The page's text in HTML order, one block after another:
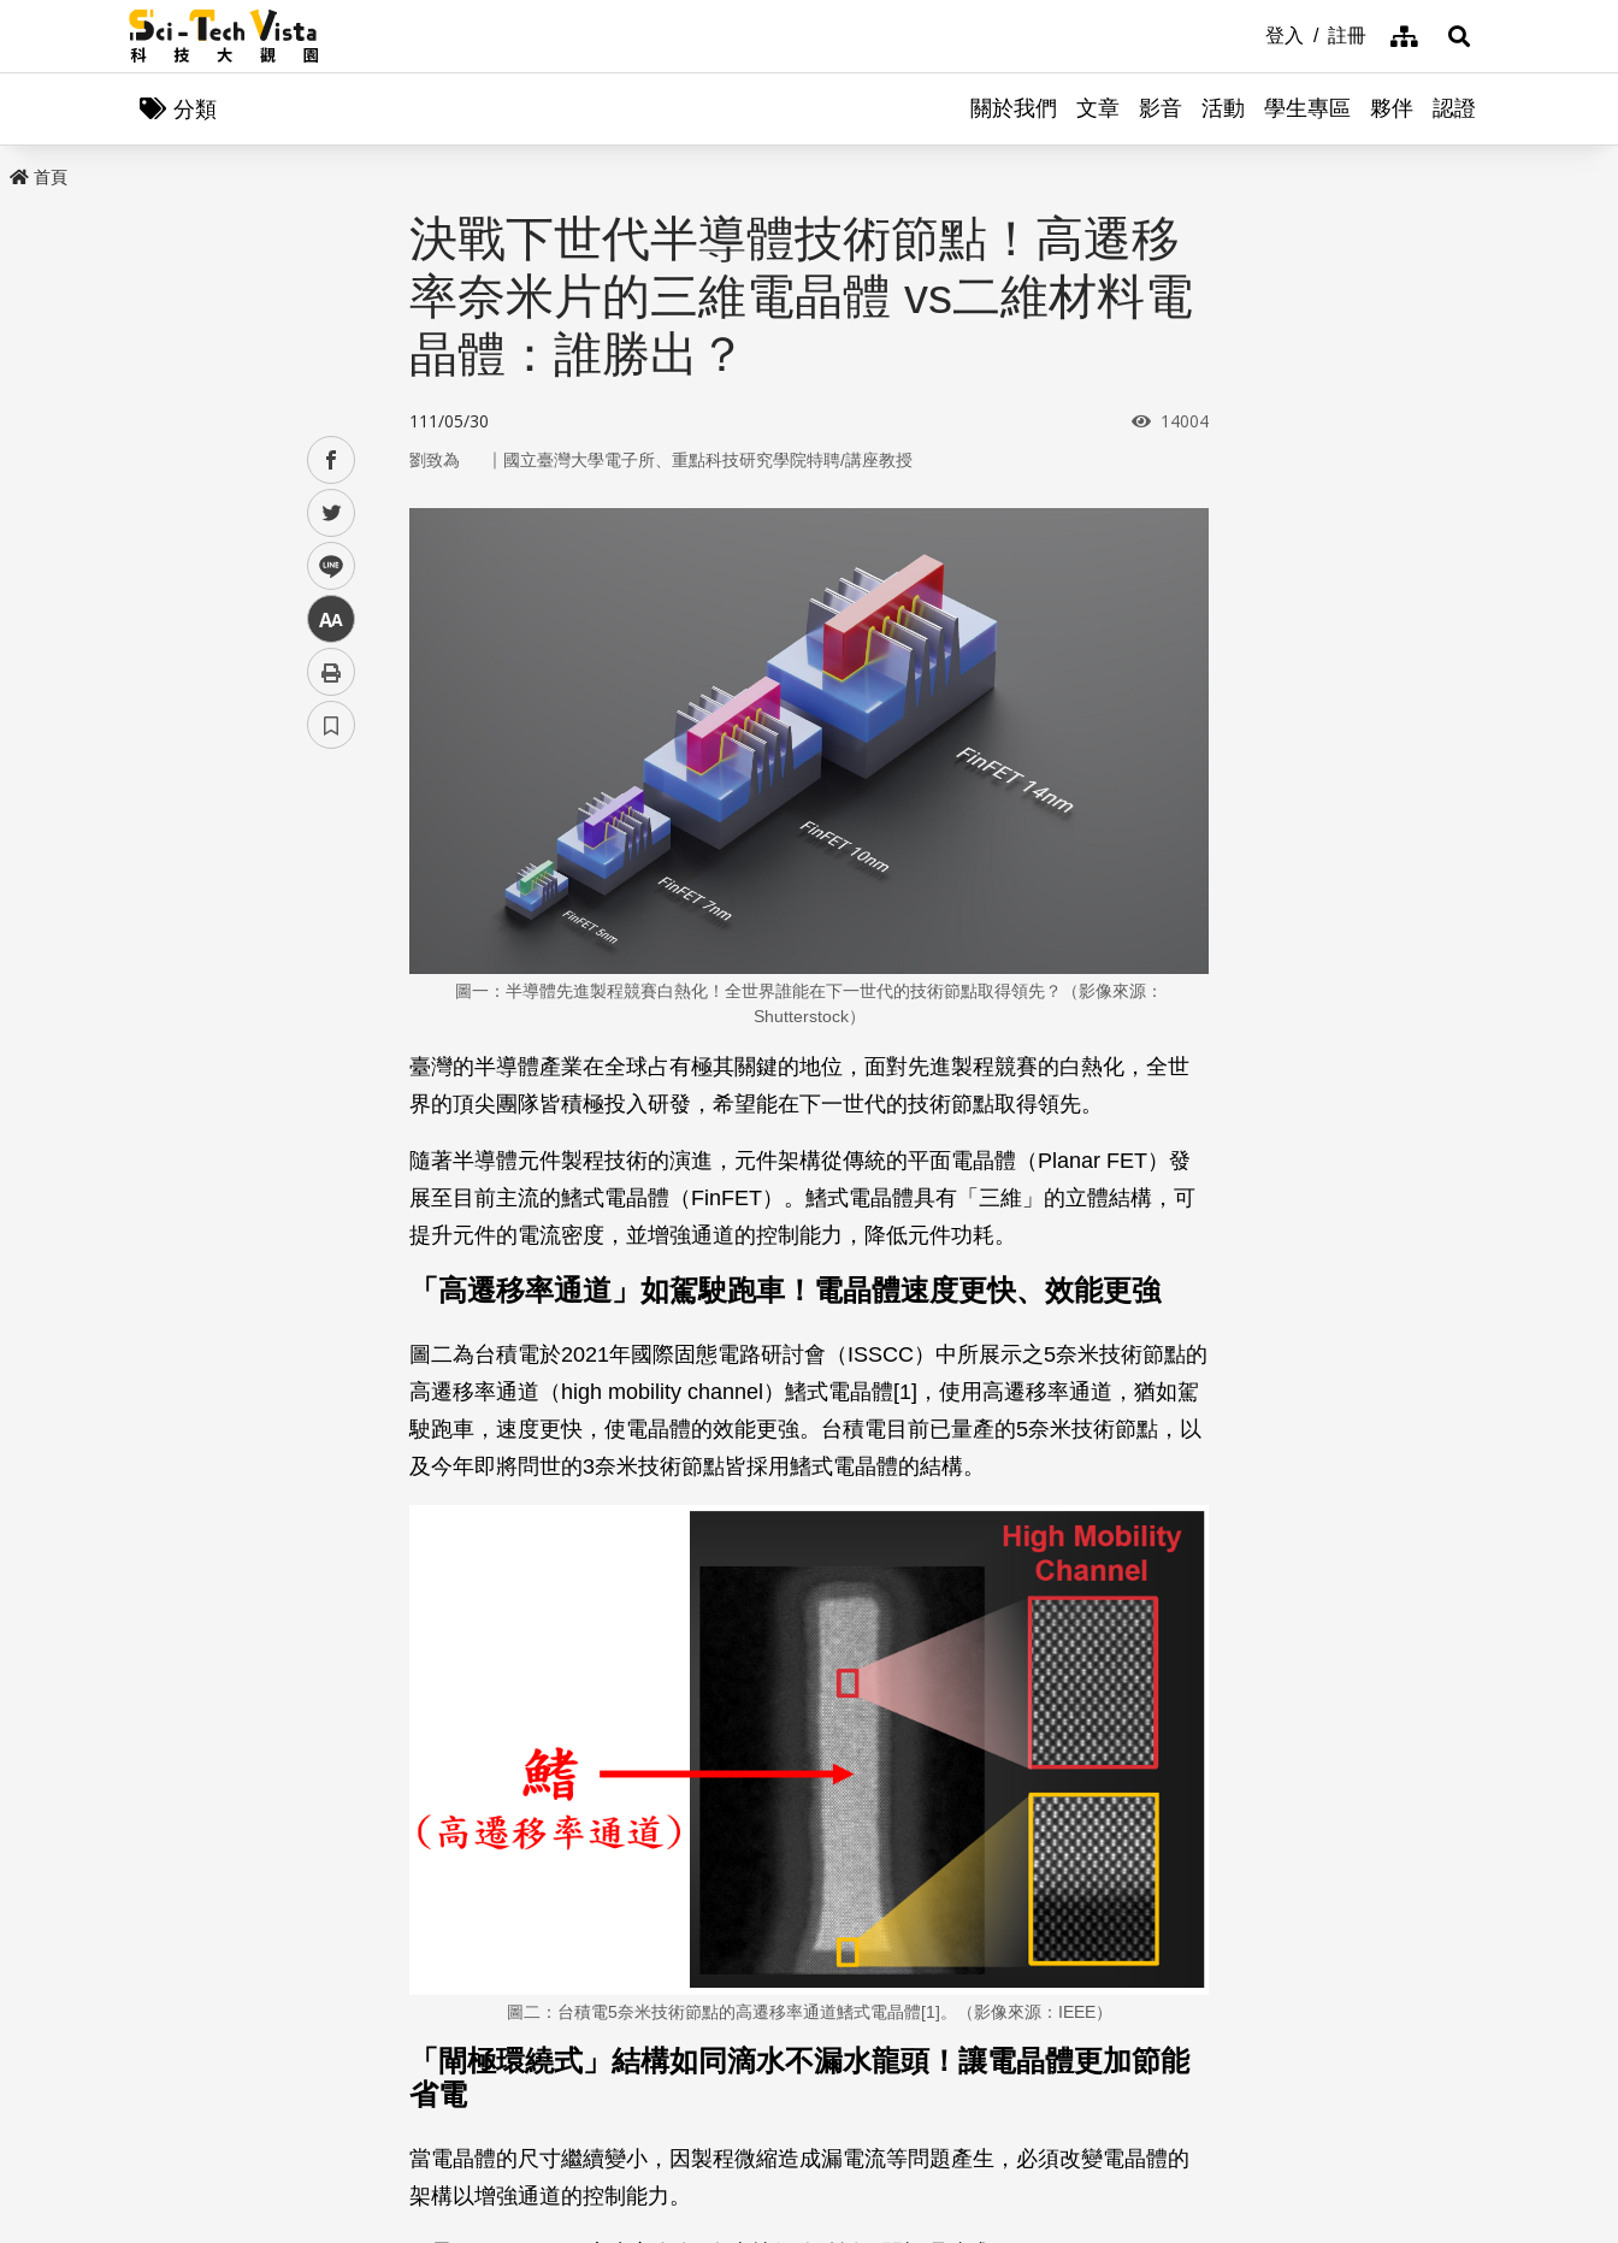
登入 註冊 網站導覽展開搜尋
分類 關於我們 文章 影音 活動 學生專區 夥伴 認證
首頁
facebook
twitter
line
中
決戰下世代半導體技術節點！高遷移
率奈米片的三維電晶體 vs二維材料電
晶體：誰勝出？
111/05/30 瀏覽次數
14004
劉致為 ｜ 國立臺灣大學電子所、重點科技研究學院特聘/講座教授
圖一：半導體先進製程競賽白熱化！全世界誰能在下一世代的技術節點取得領先？（影像來源：
Shutterstock）
臺灣的半導體產業在全球占有極其關鍵的地位，面對先進製程競賽的白熱化，全世
界的頂尖團隊皆積極投入研發，希望能在下一世代的技術節點取得領先。
隨著半導體元件製程技術的演進，元件架構從傳統的平面電晶體（Planar FET）發
展至目前主流的鰭式電晶體（FinFET）。鰭式電晶體具有「三維」的立體結構，可
提升元件的電流密度，並增強通道的控制能力，降低元件功耗。
「高遷移率通道」如駕駛跑車！電晶體速度更快、效能更強
圖二為台積電於2021年國際固態電路研討會（ISSCC）中所展示之5奈米技術節點的
高遷移率通道（high mobility channel）鰭式電晶體[1]，使用高遷移率通道，猶如駕
駛跑車，速度更快，使電晶體的效能更強。台積電目前已量產的5奈米技術節點，以
及今年即將問世的3奈米技術節點皆採用鰭式電晶體的結構。
圖二：台積電5奈米技術節點的高遷移率通道鰭式電晶體[1]。（影像來源：IEEE）
「閘極環繞式」結構如同滴水不漏水龍頭！讓電晶體更加節能
省電
當電晶體的尺寸繼續變小，因製程微縮造成漏電流等問題產生，必須改變電晶體的
架構以增強通道的控制能力。